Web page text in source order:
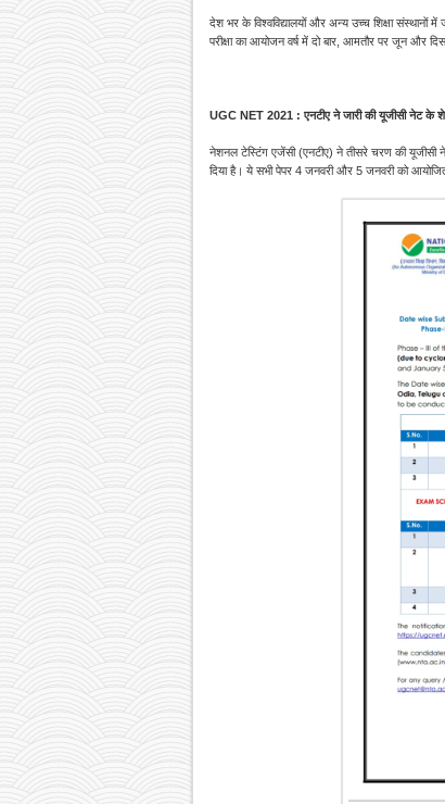
देश भर के विश्वविद्यालयों और अन्य उच्च शिक्षा संस्थानों
परीक्षा का आयोजन वर्ष में दो बार, आमतौर पर जून और
UGC NET 2021 : एनटीए ने जारी की यूजीसी नेट के शेष
नेशनल टेस्टिंग एजेंसी (एनटीए) ने तीसरे चरण की यूजीसी
दिया है। ये सभी पेपर 4 जनवरी और 5 जनवरी को